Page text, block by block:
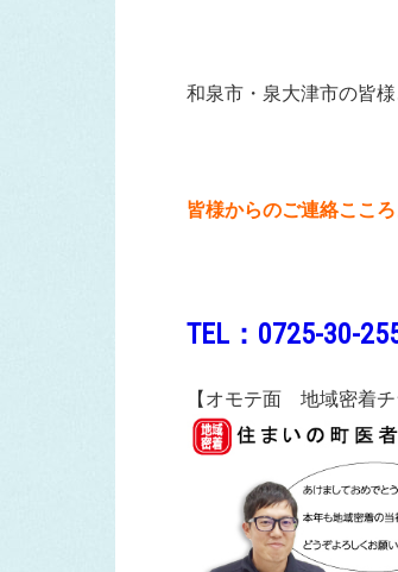
和泉市・泉大津市の皆
皆様からのご連絡ここ
TEL：0725-30-
【オモテ面 地域密着チ